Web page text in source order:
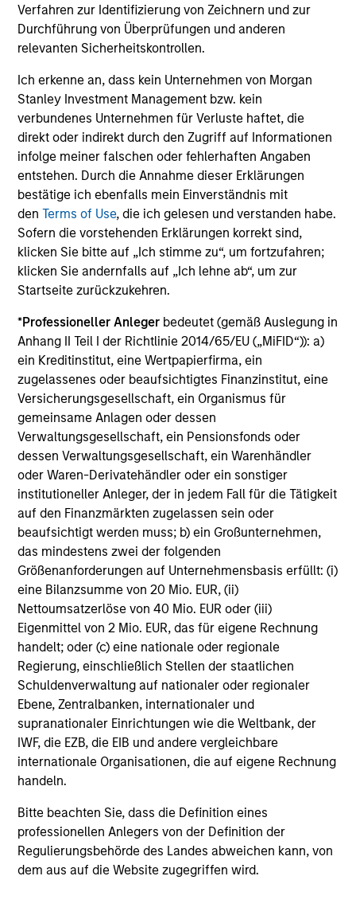
Verfahren zur Identifizierung von Zeichnern und zur
Durchführung von Überprüfungen und anderen
relevanten Sicherheitskontrollen.
Ich erkenne an, dass kein Unternehmen von Morgan
Stanley Investment Management bzw. kein
verbundenes Unternehmen für Verluste haftet, die
direkt oder indirekt durch den Zugriff auf Informationen
infolge meiner falschen oder fehlerhaften Angaben
entstehen. Durch die Annahme dieser Erklärungen
bestätige ich ebenfalls mein Einverständnis mit
denTerms of Use, die ich gelesen und verstanden habe.
Sofern die vorstehenden Erklärungen korrekt sind,
klicken Sie bitte auf „Ich stimme zu“, um fortzufahren;
klicken Sie andernfalls auf „Ich lehne ab“, um zur
Startseite zurückzukehren.
*Professioneller Anleger bedeutet (gemäß Auslegung in
Anhang II Teil I der Richtlinie 2014/65/EU („MiFID“)): a)
ein Kreditinstitut, eine Wertpapierfirma, ein
zugelassenes oder beaufsichtigtes Finanzinstitut, eine
Versicherungsgesellschaft, ein Organismus für
gemeinsame Anlagen oder dessen
Verwaltungsgesellschaft, ein Pensionsfonds oder
dessen Verwaltungsgesellschaft, ein Warenhändler
oder Waren-Derivatehändler oder ein sonstiger
institutioneller Anleger, der in jedem Fall für die Tätigkeit
auf den Finanzmärkten zugelassen sein oder
beaufsichtigt werden muss; b) ein Großunternehmen,
das mindestens zwei der folgenden
Größenanforderungen auf Unternehmensbasis erfüllt: (i)
eine Bilanzsumme von 20 Mio. EUR, (ii)
Nettoumsatzerlöse von 40 Mio. EUR oder (iii)
Eigenmittel von 2 Mio. EUR, das für eigene Rechnung
handelt; oder (c) eine nationale oder regionale
Regierung, einschließlich Stellen der staatlichen
Schuldenverwaltung auf nationaler oder regionaler
Ebene, Zentralbanken, internationaler und
supranationaler Einrichtungen wie die Weltbank, der
IWF, die EZB, die EIB und andere vergleichbare
internationale Organisationen, die auf eigene Rechnung
handeln.
Bitte beachten Sie, dass die Definition eines
professionellen Anlegers von der Definition der
Regulierungsbehörde des Landes abweichen kann, von
dem aus auf die Website zugegriffen wird.
Performanceangaben und wichtige Informationen,
die sorgfältig zu lesen sind.
Unternehmen in seinem Anlageuniversum anhand
äußert strenger Kriterien einzuschätzen. Dadurch
wird die Zahl der in Frage kommenden
Unternehmen deutlich reduziert. Anschließend
führt das Team weitere umfassende Analysen
durch, sodass schließlich ein Portfolio aus 20 bis
30 Titeln entsteht, welche die Anlagekriterien
nach Einschätzung des Teams am besten erfüllen.
Dielaufenden Kostenspiegeln die Zahlungen und
Aufwendungen wider, die während des
Geschäftsbetriebs des Fonds anfallen und vom Vermögen
des Fonds im Laufe der Zeit abgezogen werden. Enthalten
sind die Gebühren für die Anlageverwaltung
(Verwaltungsgebühr), Depotbankgebühren und
Administrationskosten.
Durchschnittliche jährliche
Gesamtrendite
Beim genannten Betrag excl. AA wird davon
ausgegangen, dass alle Ausschüttungen reinvestiert und
die Kosten auf Fondsebene abgezogen wurden. Dazu
gehören die Kosten des Managements, der
Verwahrstelle/Depotbank und der Verwaltung sowie der
für den Anleger maximal anfallende Ausgabeaufschlag,
der gegebenenfalls vor einer Investition vom
Anlagebetrag abgezogen wird.
Vollständige Informationen über Gebühren und
Ausgabeaufschläge finden Sie im aktuellen
Verkaufsprospekt des Fonds und in den für die
Anteilsklasse geltenden wesentlichen
Anlegerinformationen.
Beispiel: Ein Anleger möchte Aktien im Wert von 100 US-
Dollar kaufen. Bei einem maximalen Ausgabeaufschlag
von 5,75 % werden dem Anleger dafür 106,10 US-Dollar
berechnet. Der Ausgabeaufschlag fällt erst bei der
Zeichnung an.
Beim genannten Betrag excl. AA wird davon
ausgegangen, dass alle Ausschüttungen reinvestiert und
die Kosten auf Fondsebene abgezogen wurden. Der
Betrag versteht sich jedoch vor Abzug des für den
Anleger anfallenden Ausgabeaufschlags.